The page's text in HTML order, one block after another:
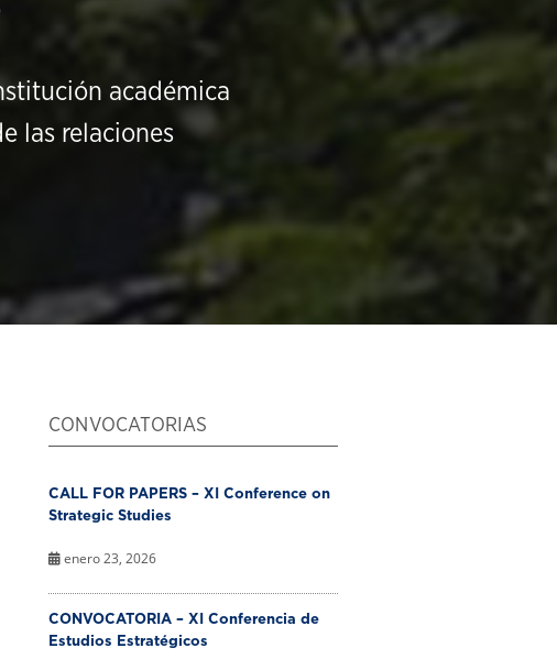
académica
las relaciones
CONVOCATORIAS
CALL FOR PAPERS – XI Conference on
Strategic Studies
enero 23, 2026
CONVOCATORIA – XI Conferencia de
Estudios Estratégicos